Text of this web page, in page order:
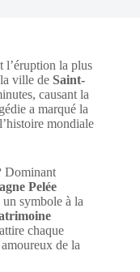
l’éruption la plus
ville de Saint-
causant la
a marqué la
mondiale
Dominant
Pelée
un symbole à la
chaque
de la